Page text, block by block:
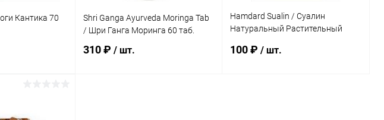
Кантика 70
Shri Ganga Ayurveda Moringa Tab
/ Шри Ганга Моринга 60 таб.
310 ₽ / шт.
Hamdard Sualin / Суалин
Натуральный Растительный
100 ₽/ шт.